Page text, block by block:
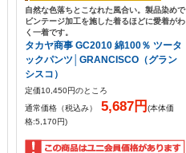
自然な色落ちとこなれた風合い。製品染めで
ビンテージ加工を施した着るほどに愛着がわ
く一着です。
タカヤ商事 GC2010 綿100％ ツータ
ックパンツ│GRANCISCO（グラン
シスコ）
定価10,450円のところ
通常価格（税込み）
5,687円(本体価
格:5,170円)